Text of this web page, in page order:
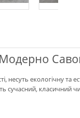
несуть екологічну
сучасний, класичний